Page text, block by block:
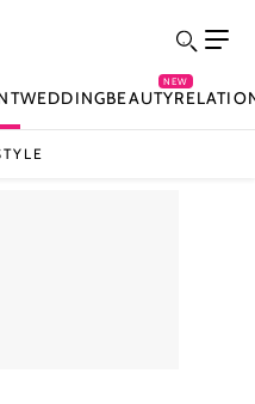
WEDDINGBEAUTY
NEW